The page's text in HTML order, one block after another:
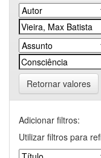
Retornar valores
Adicionar filtros:
Utilizar filtros para